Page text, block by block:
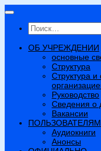
Перейти
содержимому
Найти:
ОБ УЧРЕЖДЕНИИ
основные
Структура
Структура
Руководство
Сведения о
Вакансии
ПОЛЬЗОВАТЕЛЯМ
Аудиокниги
Анонсы